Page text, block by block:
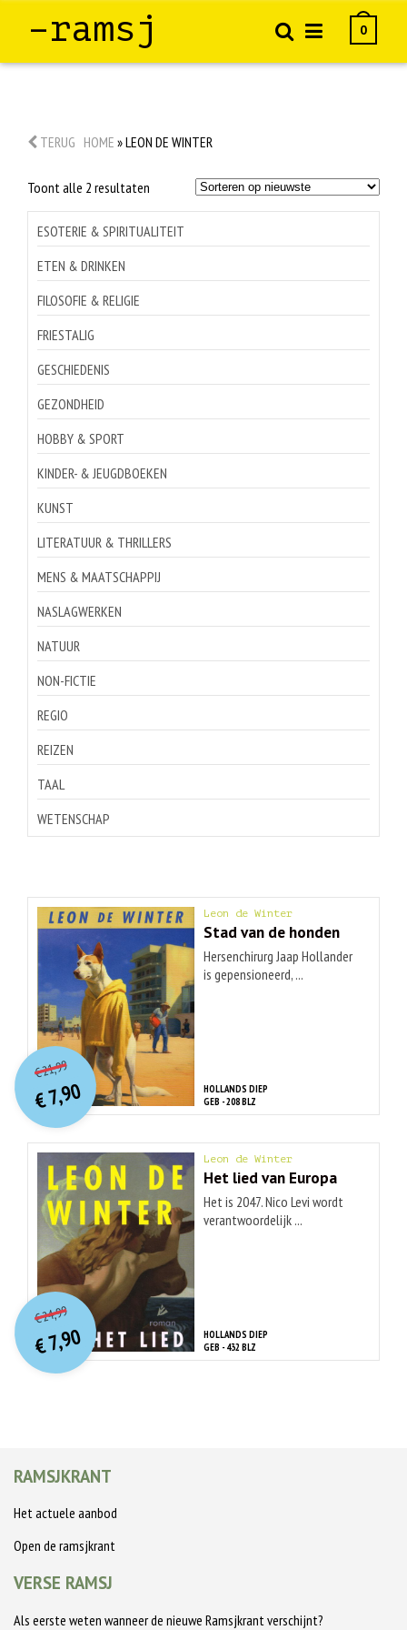
–ramsj 0
TERUG HOME »LEON DE WINTER
Toont alle 2 resultaten Gesorteerd
nieuwste
ESOTERIE & SPIRITUALITEIT
ETEN & DRINKEN
FILOSOFIE & RELIGIE
FRIESTALIG
GESCHIEDENIS
GEZONDHEID
HOBBY & SPORT
KINDER- & JEUGDBOEKEN
KUNST
LITERATUUR & THRILLERS
MENS & MAATSCHAPPIJ
NASLAGWERKEN
NATUUR
NON-FICTIE
REGIO
REIZEN
TAAL
WETENSCHAP
Leon de Winter
Stad van de honden
Hersenchirurg Jaap Hollander
is gepensioneerd, ...
HOLLANDS DIEP
GEB - 208 BLZ
€21,99O
orspr
onkelijke
prijs
was:
€ 21,99.
€7,90
Huidige
prijs
is:
€ 7,90.
Leon de Winter
Het lied van Europa
Het is 2047. Nico Levi wordt
verantwoordelijk ...
HOLLANDS DIEP
GEB - 432 BLZ
€24,99O
orspr
onkelijke
prijs
was:
€ 24,99.
€7,90
Huidige
prijs
is:
€ 7,90.
RAMSJKRANT
Het actuele aanbod
Open de ramsjkrant
VERSE RAMSJ
Als eerste weten wanneer de nieuwe Ramsjkrant verschijnt?